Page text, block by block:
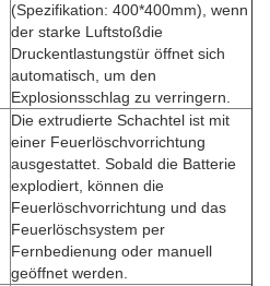
(Spezifikation: 400*400mm), wenn
der starke Luftstoßdie
Druckentlastungstür öffnet sich
automatisch, um den
Explosionsschlag zu verringern.
Die extrudierte Schachtel ist mit
einer Feuerlöschvorrichtung
ausgestattet. Sobald die Batterie
explodiert, können die
Feuerlöschvorrichtung und das
Feuerlöschsystem per
Fernbedienung oder manuell
geöffnet werden.